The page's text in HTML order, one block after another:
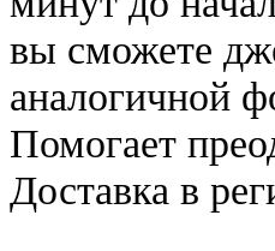
вы сможете
аналогичной
Помогает
Доставка в